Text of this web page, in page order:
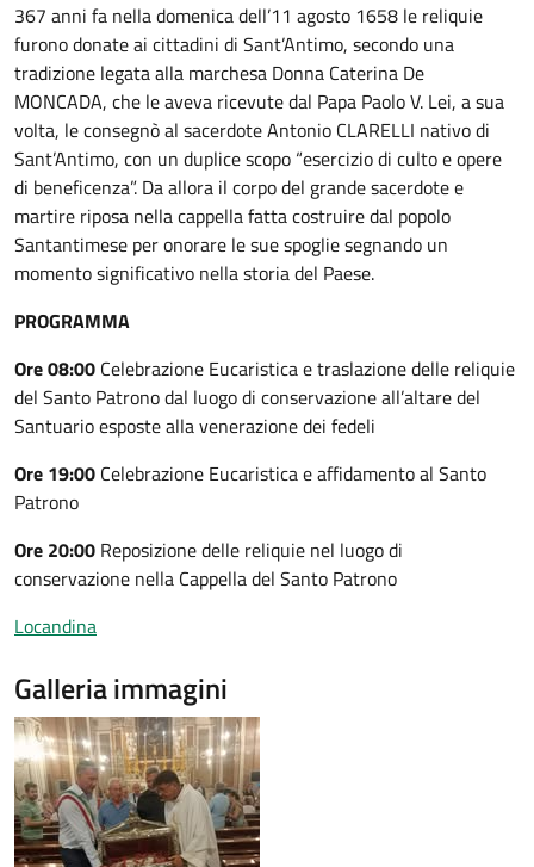
367 anni fa nella domenica dell’11 agosto 1658 le reliquie
furono donate ai cittadini di Sant’Antimo, secondo una
tradizione legata alla marchesa Donna Caterina De
MONCADA, che le aveva ricevute dal Papa Paolo V. Lei, a sua
volta, le consegnò al sacerdote Antonio CLARELLI nativo di
Sant’Antimo, con un duplice scopo “esercizio di culto e opere
di beneficenza”. Da allora il corpo del grande sacerdote e
martire riposa nella cappella fatta costruire dal popolo
Santantimese per onorare le sue spoglie segnando un
momento significativo nella storia del Paese.
PROGRAMMA
Ore 08:00 Celebrazione Eucaristica e traslazione delle reliquie
del Santo Patrono dal luogo di conservazione all’altare del
Santuario esposte alla venerazione dei fedeli
Ore 19:00 Celebrazione Eucaristica e affidamento al Santo
Patrono
Ore 20:00 Reposizione delle reliquie nel luogo di
conservazione nella Cappella del Santo Patrono
Locandina
Galleria immagini